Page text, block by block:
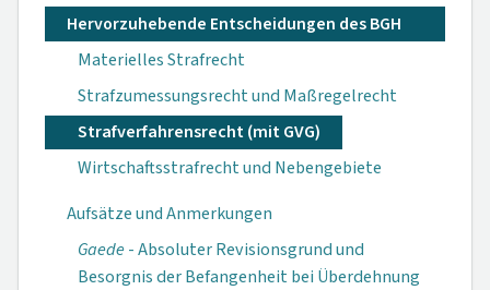
Hervorzuhebende Entscheidungen des BGH
Materielles Strafrecht
Strafzumessungsrecht und Maßregelrecht
Strafverfahrensrecht (mit GVG)
Wirtschaftsstrafrecht und Nebengebiete
Aufsätze und Anmerkungen
Gaede- Absoluter Revisionsgrund und
Besorgnis der Befangenheit bei Überdehnung